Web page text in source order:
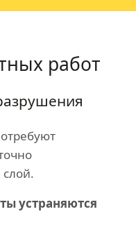
работ
устраняются